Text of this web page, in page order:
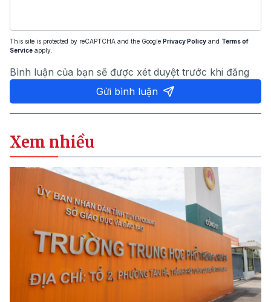
This site is protected by reCAPTCHA and the Google Privacy Policy and Terms of
Service apply.
Bình luận của bạn sẽ được xét duyệt trước khi đăng
Gửi bình luận
Xem nhiều